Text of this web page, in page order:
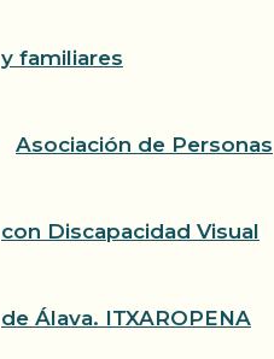
y familiares
Asociación de Personas
con Discapacidad Visual
de Álava. ITXAROPENA